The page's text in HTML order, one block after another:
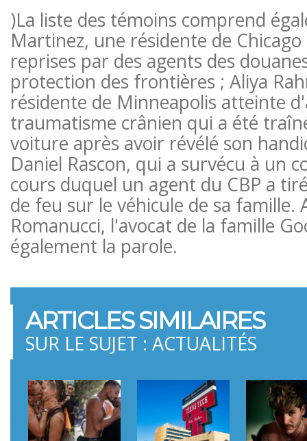
)La liste des témoins comprend
Martinez, une résidente de
reprises par des agents des
protection des frontières ; Aliya
résidente de Minneapolis atteinte
traumatisme crânien qui a été
voiture après avoir révélé son
Daniel Rascon, qui a survécu à un
cours duquel un agent du CBP a
de feu sur le véhicule de sa famille.
Romanucci, l'avocat de la famille
également la parole.
ARTICLES SIMILAIRES
SUR LE SUJET : ACTUALITÉS